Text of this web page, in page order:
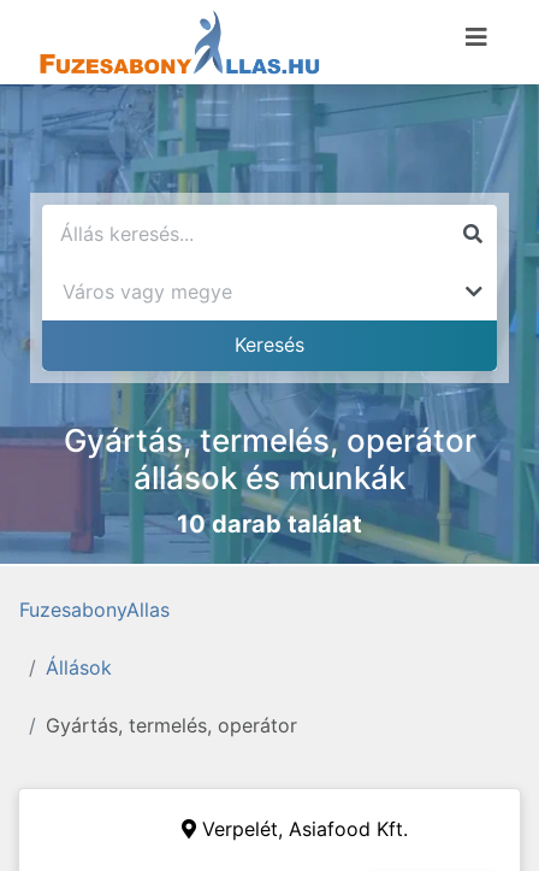
Gyártás, termelés, operátor
állások és munkák
10 darab találat
FuzesabonyAllas
Állások
Gyártás, termelés, operátor
Verpelét, Asiafood Kft.